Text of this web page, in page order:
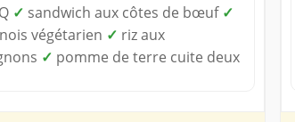
✓ sandwich aux côtes de bœuf ✓
végétarien ✓ riz aux
✓ pomme de terre cuite deux